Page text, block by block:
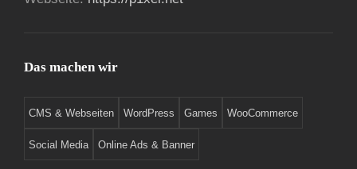
Das machen wir
CMS & Webseiten WordPress Games WooCommerce
Social Media Online Ads & Banner